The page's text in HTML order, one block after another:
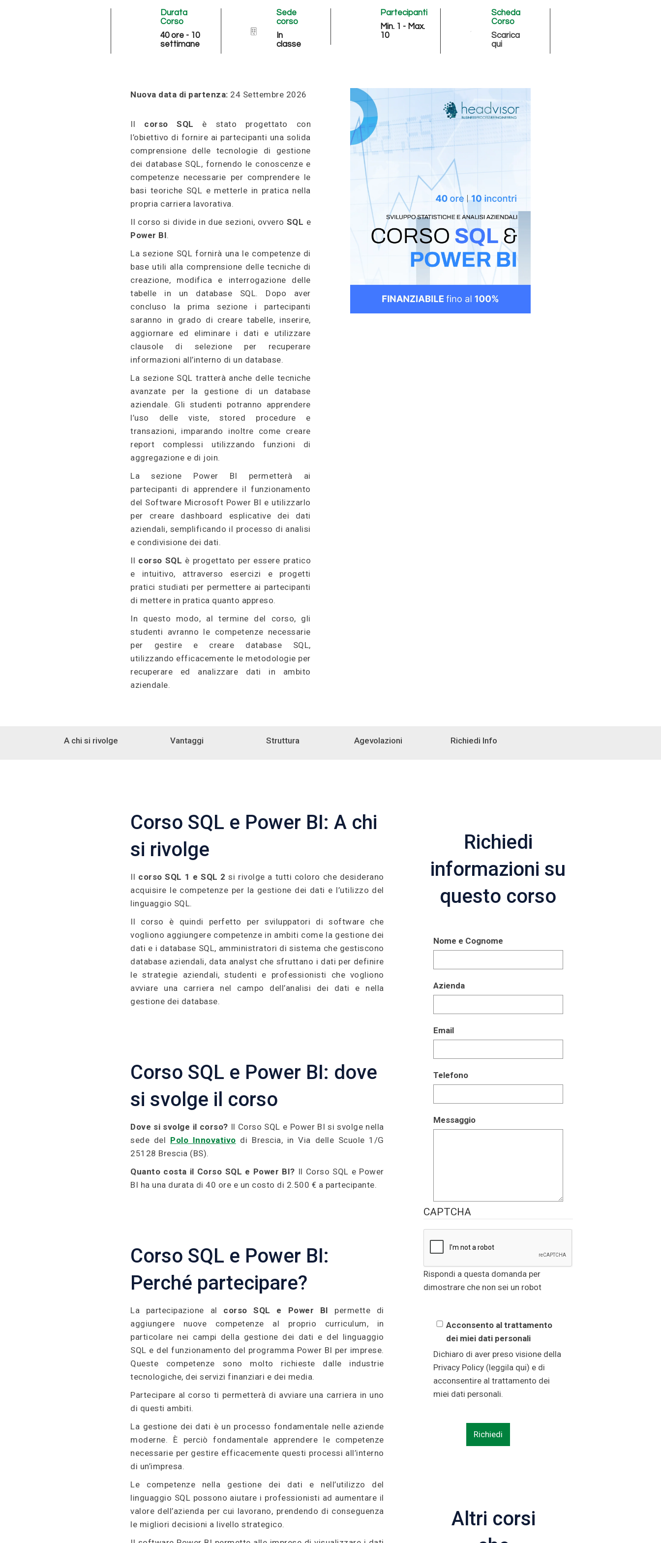
Durata
Corso
40 ore - 10
settimane
Sede
corso
In
classe
Partecipanti
Min. 1 - Max.
10
Scheda
Corso
Scarica
qui
Nuova data di partenza: 24 Settembre 2026
Il corso SQL è stato progettato con
l’obiettivo di fornire ai partecipanti una solida
comprensione delle tecnologie di gestione
dei database SQL, fornendo le conoscenze e
competenze necessarie per comprendere le
basi teoriche SQL e metterle in pratica nella
propria carriera lavorativa.
Il corso si divide in due sezioni, ovvero SQL e
Power BI.
La sezione SQL fornirà una le competenze di
base utili alla comprensione delle tecniche di
creazione, modifica e interrogazione delle
tabelle in un database SQL. Dopo aver
concluso la prima sezione i partecipanti
saranno in grado di creare tabelle, inserire,
aggiornare ed eliminare i dati e utilizzare
clausole di selezione per recuperare
informazioni all’interno di un database.
La sezione SQL tratterà anche delle tecniche
avanzate per la gestione di un database
aziendale. Gli studenti potranno apprendere
l’uso delle viste, stored procedure e
transazioni, imparando inoltre come creare
report complessi utilizzando funzioni di
aggregazione e di join.
La sezione Power BI permetterà ai
partecipanti di apprendere il funzionamento
del Software Microsoft Power BI e utilizzarlo
per creare dashboard esplicative dei dati
aziendali, semplificando il processo di analisi
e condivisione dei dati.
Il corso SQL è progettato per essere pratico
e intuitivo, attraverso esercizi e progetti
pratici studiati per permettere ai partecipanti
di mettere in pratica quanto appreso.
In questo modo, al termine del corso, gli
studenti avranno le competenze necessarie
per gestire e creare database SQL,
utilizzando efficacemente le metodologie per
recuperare ed analizzare dati in ambito
aziendale.
A chi si rivolge Vantaggi Struttura Agevolazioni Richiedi Info
Corso SQL e Power BI: A chi
si rivolge
Il corso SQL 1 e SQL 2 si rivolge a tutti coloro che desiderano
acquisire le competenze per la gestione dei dati e l’utilizzo del
linguaggio SQL.
Il corso è quindi perfetto per sviluppatori di software che
vogliono aggiungere competenze in ambiti come la gestione dei
dati e i database SQL, amministratori di sistema che gestiscono
database aziendali, data analyst che sfruttano i dati per definire
le strategie aziendali, studenti e professionisti che vogliono
avviare una carriera nel campo dell’analisi dei dati e nella
gestione dei database.
Corso SQL e Power BI: dove
si svolge il corso
Dove si svolge il corso? Il Corso SQL e Power BI si svolge nella
sede del Polo Innovativo di Brescia, in Via delle Scuole 1/G
25128 Brescia (BS).
Quanto costa il Corso SQL e Power BI? Il Corso SQL e Power
BI ha una durata di 40 ore e un costo di 2.500 € a partecipante.
Corso SQL e Power BI:
Perché partecipare?
La partecipazione al corso SQL e Power BI permette di
aggiungere nuove competenze al proprio curriculum, in
particolare nei campi della gestione dei dati e del linguaggio
SQL e del funzionamento del programma Power BI per imprese.
Queste competenze sono molto richieste dalle industrie
tecnologiche, dei servizi finanziari e dei media.
Partecipare al corso ti permetterà di avviare una carriera in uno
di questi ambiti.
La gestione dei dati è un processo fondamentale nelle aziende
moderne. È perciò fondamentale apprendere le competenze
necessarie per gestire efficacemente questi processi all’interno
di un’impresa.
Le competenze nella gestione dei dati e nell’utilizzo del
linguaggio SQL possono aiutare i professionisti ad aumentare il
valore dell’azienda per cui lavorano, prendendo di conseguenza
le migliori decisioni a livello strategico.
Richiedi
informazioni su
questo corso
Nome e Cognome
Azienda
Email
Telefono
Messaggio
CAPTCHA
Rispondi a questa domanda per
dimostrare che non sei un robot
Acconsento al trattamento
dei miei dati personali
Dichiaro di aver preso visione della
Privacy Policy (leggila qui) e di
acconsentire al trattamento dei
miei dati personali.
Altri corsi